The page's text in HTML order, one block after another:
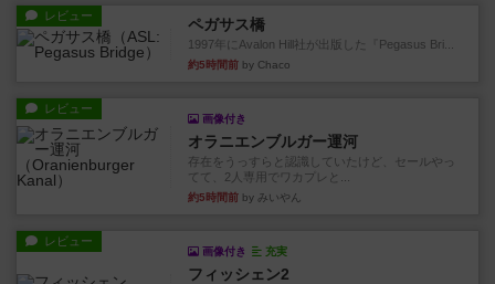
レビュー ペガサス橋
1997年にAvalon Hill社が出版した『Pegasus Bri...
約5時間前 by Chaco
レビュー
画像付き
オラニエンブルガー運河
存在をうっすらと認識していたけど、セールやっ
てて、2人専用でワカプレと...
約5時間前 by みいやん
レビュー
画像付き 充実
フィッシェン2